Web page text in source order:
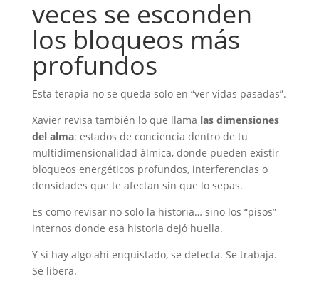
veces se esconden
los bloqueos más
profundos
Esta terapia no se queda solo en “ver vidas pasadas”.
Xavier revisa también lo que llama las dimensiones
del alma: estados de conciencia dentro de tu
multidimensionalidad álmica, donde pueden existir
bloqueos energéticos profundos, interferencias o
densidades que te afectan sin que lo sepas.
Es como revisar no solo la historia… sino los “pisos”
internos donde esa historia dejó huella.
Y si hay algo ahí enquistado, se detecta. Se trabaja.
Se libera.